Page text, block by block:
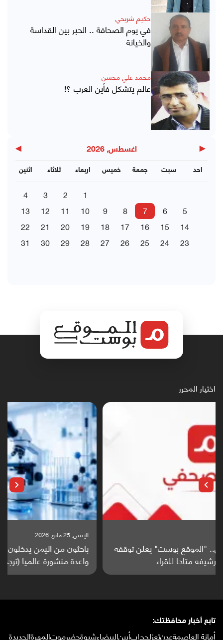
حكيم شريحي
في يوم الصحافة .. الحبر بين القداسة
والخيانة
محمد علي محسن
عالم يتشكل فأين العرب ؟!
◀ اغسطس, 2026 ▶
اثنين ثلاثاء اربعاء خميس جمعة سبت احد
1
2
3
4
5
6
7
8
9
10
11
12
13
14
15
16
17
18
19
20
21
22
23
24
25
26
27
28
29
30
31
اختيار المحرر
باحثون من اليمن يدخلون سباق أبحاث ألزهايمر بدراسة
واعدة منشورة عالميا (ترجمة)
تابع أخبار محافظتك:
أمانة العاصمةعدنتعزلحجإبأبينالبيضاءشبوةحضرموتالمهرةالحديدة